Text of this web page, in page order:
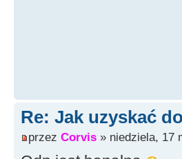
Re: Jak uzyskać
przez Corvis » niedziela, 17